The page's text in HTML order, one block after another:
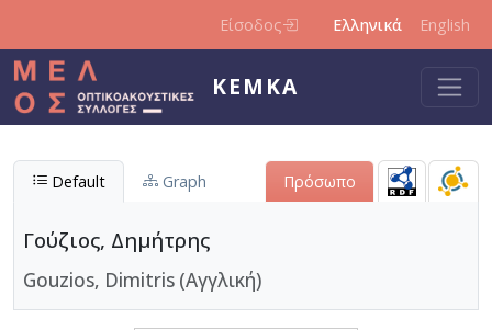
Είσοδος Ελληνικά English
ΚΕΜΚΑ
Default Graph Πρόσωπο
Γούζιος, Δημήτρης
Gouzios, Dimitris (Αγγλική)